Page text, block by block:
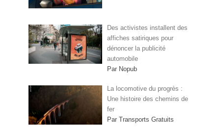
Des activistes installent des
affiches satiriques pour
dénoncer la publicité
automobile
Par Nopub
La locomotive du progrès :
Une histoire des chemins de
fer
Par Transports Gratuits